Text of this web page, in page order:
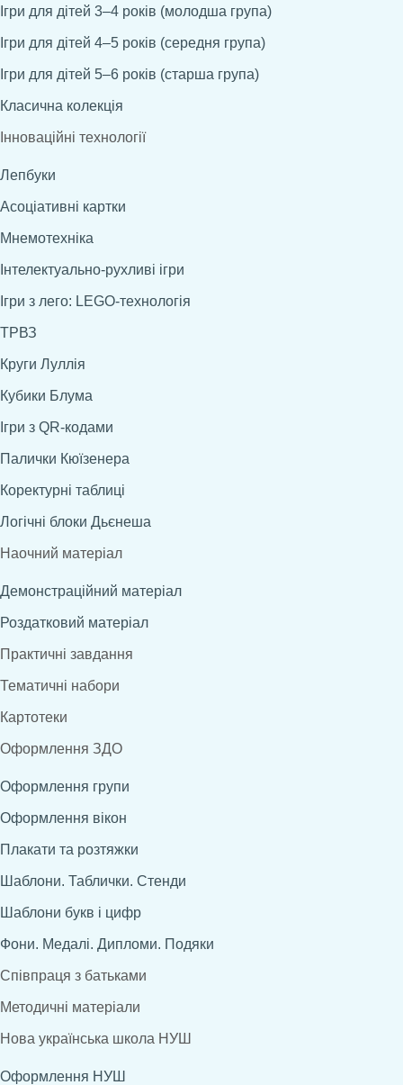
Ігри для дітей 3–4 років (молодша група)
Ігри для дітей 4–5 років (середня група)
Ігри для дітей 5–6 років (старша група)
Класична колекція
Інноваційні технології
Лепбуки
Асоціативні картки
Мнемотехніка
Інтелектуально-рухливі ігри
Ігри з лего: LEGO-технологія
ТРВЗ
Круги Луллія
Кубики Блума
Ігри з QR-кодами
Палички Кюїзенера
Коректурні таблиці
Логічні блоки Дьєнеша
Наочний матеріал
Демонстраційний матеріал
Роздатковий матеріал
Практичні завдання
Тематичні набори
Картотеки
Оформлення ЗДО
Оформлення групи
Оформлення вікон
Плакати та розтяжки
Шаблони. Таблички. Стенди
Шаблони букв і цифр
Фони. Медалі. Дипломи. Подяки
Співпраця з батьками
Методичні матеріали
Нова українська школа НУШ
Оформлення НУШ